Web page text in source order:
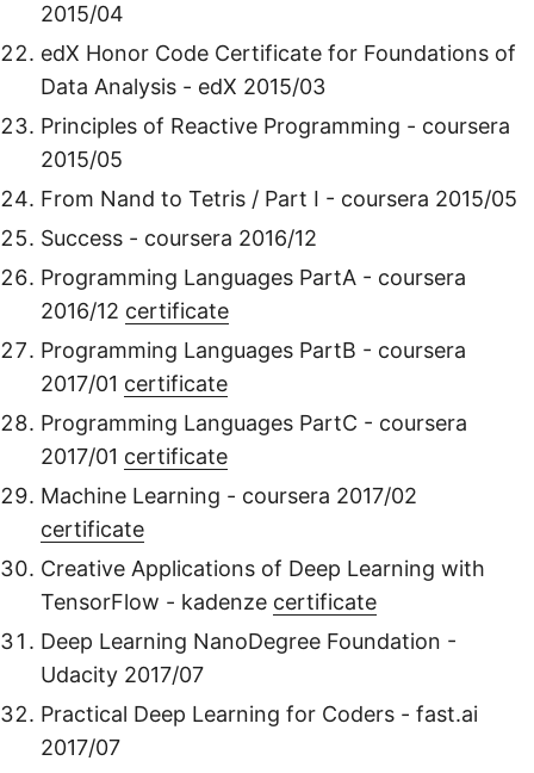
2015/04
edX Honor Code Certificate for Foundations of
Data Analysis - edX 2015/03
Principles of Reactive Programming - coursera
2015/05
From Nand to Tetris / Part I - coursera 2015/05
Success - coursera 2016/12
Programming Languages PartA - coursera
2016/12 certificate
Programming Languages PartB - coursera
2017/01 certificate
Programming Languages PartC - coursera
2017/01 certificate
Machine Learning - coursera 2017/02
certificate
Creative Applications of Deep Learning with
TensorFlow - kadenze certificate
Deep Learning NanoDegree Foundation -
Udacity 2017/07
Practical Deep Learning for Coders - fast.ai
2017/07